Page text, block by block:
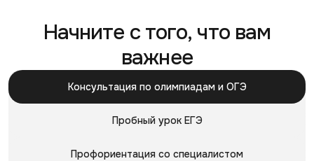
Начните с того, что вам
важнее
Консультация по олимпиадам и ОГЭ
Пробный урок ЕГЭ
Профориентация со специалистом